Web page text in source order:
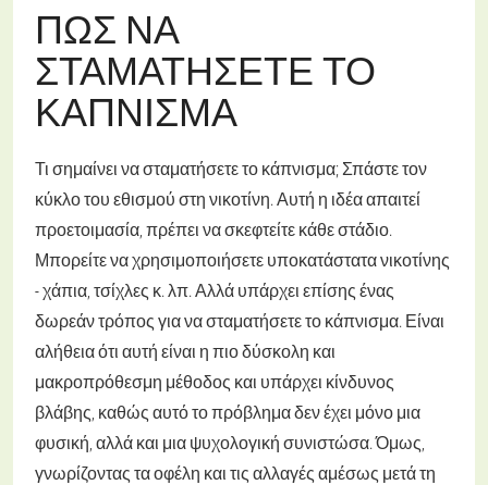
ΠΏΣ ΝΑ
ΣΤΑΜΑΤΉΣΕΤΕ ΤΟ
ΚΆΠΝΙΣΜΑ
Τι σημαίνει να σταματήσετε το κάπνισμα; Σπάστε τον
κύκλο του εθισμού στη νικοτίνη. Αυτή η ιδέα απαιτεί
προετοιμασία, πρέπει να σκεφτείτε κάθε στάδιο.
Μπορείτε να χρησιμοποιήσετε υποκατάστατα νικοτίνης
- χάπια, τσίχλες κ. λπ. Αλλά υπάρχει επίσης ένας
δωρεάν τρόπος για να σταματήσετε το κάπνισμα. Είναι
αλήθεια ότι αυτή είναι η πιο δύσκολη και
μακροπρόθεσμη μέθοδος και υπάρχει κίνδυνος
βλάβης, καθώς αυτό το πρόβλημα δεν έχει μόνο μια
φυσική, αλλά και μια ψυχολογική συνιστώσα. Όμως,
γνωρίζοντας τα οφέλη και τις αλλαγές αμέσως μετά τη